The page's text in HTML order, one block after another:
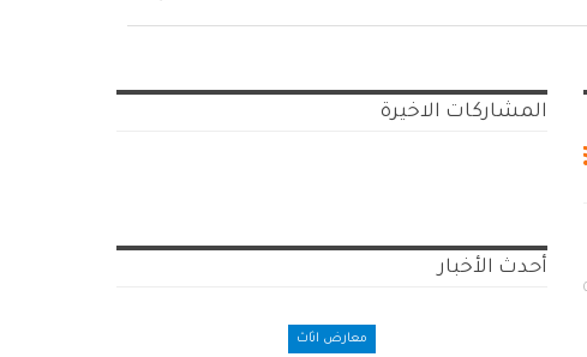
المشاركات الاخيرة
أحدث الأخبار
معارض اثاث